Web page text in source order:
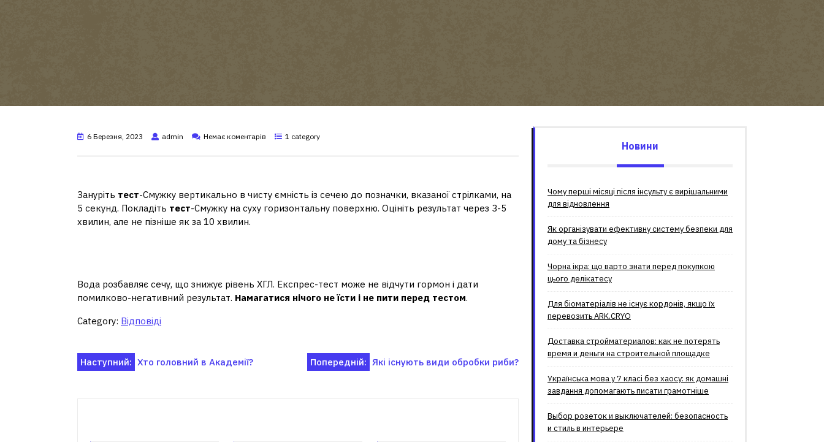
6 Березня, 2023 admin Немає коментарів 1 category
Зануріть тест-Смужку вертикально в чисту ємність із сечею до позначки, вказаної стрілками, на
5 секунд. Покладіть тест-Смужку на суху горизонтальну поверхню. Оцініть результат через 3-5
хвилин, але не пізніше як за 10 хвилин.
Вода розбавляє сечу, що знижує рівень ХГЛ. Експрес-тест може не відчути гормон і дати
помилково-негативний результат. Намагатися нічого не їсти і не пити перед тестом.
Category: Відповіді
Навігація
Попередній: Які існують види обробки риби?
Наступний: Хто головний в Академії?
Новини
Чому перші місяці після інсульту є вирішальними
для відновлення
Як організувати ефективну систему безпеки для
дому та бізнесу
Чорна ікра: що варто знати перед покупкою
цього делікатесу
Для біоматеріалів не існує кордонів, якщо їх
перевозить ARK.CRYO
Доставка стройматериалов: как не потерять
время и деньги на строительной площадке
Українська мова у 7 класі без хаосу: як домашні
завдання допомагають писати грамотніше
Выбор розеток и выключателей: безопасность
и стиль в интерьере